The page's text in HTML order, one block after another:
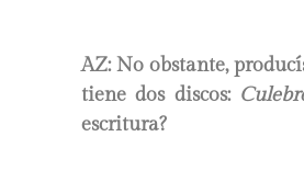
AZ: No obstante,
tiene dos discos:
escritura?